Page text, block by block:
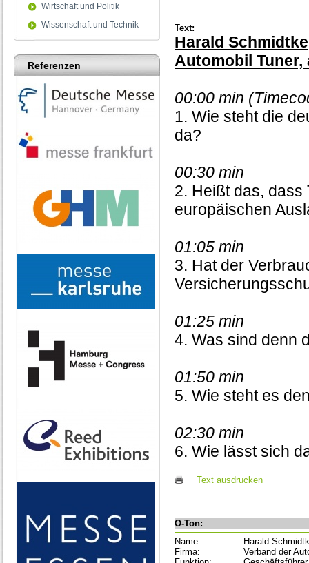
Wirtschaft und Politik
Wissenschaft und Technik
Referenzen
Text:
Harald
Automobil
00:00 min
1. Wie steht die
da?
00:30 min
2. Heißt das, dass
europäischen
01:05 min
3. Hat der
01:25 min
4. Was sind denn
01:50 min
5. Wie steht es
02:30 min
6. Wie lässt sich
Text ausdrucken
O-Ton:
Name:
Harald
Firma:
Verband der